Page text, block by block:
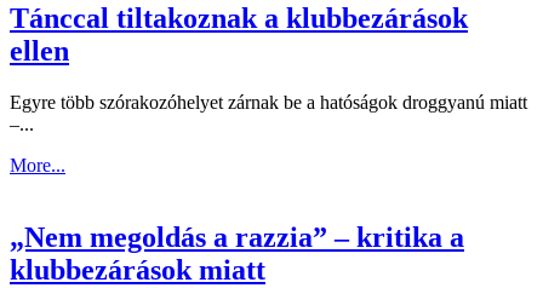
Tánccal tiltakoznak a klubbezárások
ellen
Egyre több szórakozóhelyet zárnak be a hatóságok droggyanú miatt
–...
More...
„Nem megoldás a razzia” – kritika a
klubbezárások miatt